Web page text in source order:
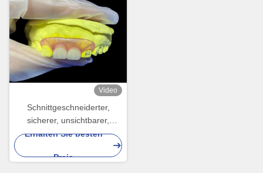
Video
Schnittgeschneiderter,
sicherer, unsichtbarer,
flexibler Zahnersatz für
Sprechen
Erhalten Sie besten
Preis